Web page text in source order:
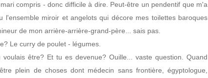
compris - donc difficile à dire. Peut-être un pendentif que m'a
l'ensemble miroir et angelots qui décore mes toilettes baroques
de mon arrière-arrière-grand-père... sais pas.
Le curry de poulet - légumes.
être? Et tu es devenue? Ouille... vaste question. Quand
plein de choses dont médecin sans frontière, égyptologue,